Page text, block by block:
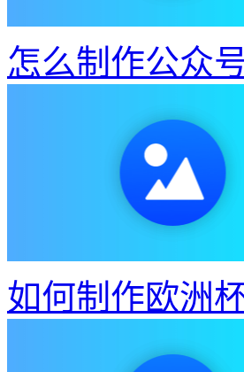
怎么制作公众
如何制作欧洲